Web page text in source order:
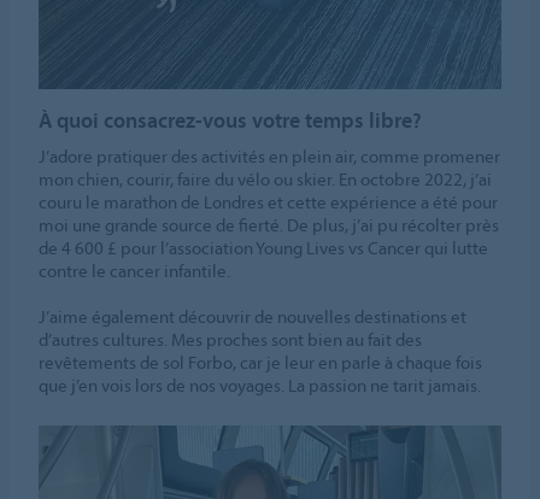
À quoi consacrez-vous votre temps libre?
J’adore pratiquer des activités en plein air, comme promener
mon chien, courir, faire du vélo ou skier. En octobre 2022, j’ai
couru le marathon de Londres et cette expérience a été pour
moi une grande source de fierté. De plus, j’ai pu récolter près
de 4 600 £ pour l’association Young Lives vs Cancer qui lutte
contre le cancer infantile.
J’aime également découvrir de nouvelles destinations et
d’autres cultures. Mes proches sont bien au fait des
revêtements de sol Forbo, car je leur en parle à chaque fois
que j’en vois lors de nos voyages. La passion ne tarit jamais.